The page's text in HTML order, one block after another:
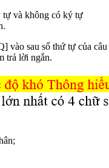
và không có ký tự
vào sau số thứ tự của câu
trả lời ngắn.